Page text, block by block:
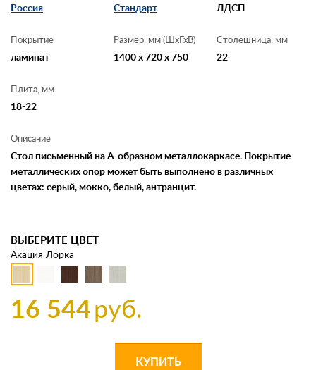
Россия Стандарт ЛДСП
Покрытие
ламинат
Размер, мм (ШхГхВ)
1400 x 720 x 750
Столешница, мм
22
Плита, мм
18-22
Описание
Стол письменный на А-образном металлокаркасе. Покрытие
металлических опор может быть выполнено в различных
цветах: серый, мокко, белый, антранцит.
ВЫБЕРИТЕ ЦВЕТ
Акация Лорка
16 544руб.
КУПИТЬ